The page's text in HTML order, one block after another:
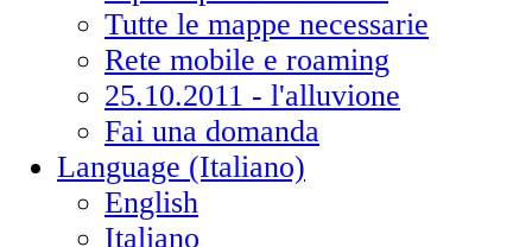
Tutte le mappe necessarie
Rete mobile e roaming
25.10.2011 - l'alluvione
Fai una domanda
Language (Italiano)
English
Italiano